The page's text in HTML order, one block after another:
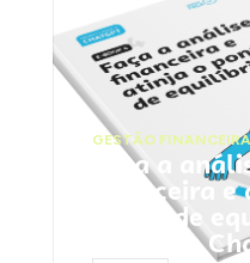
GESTÃO FINANCEIRA
Faça a
financeira
ponto de
Prompts